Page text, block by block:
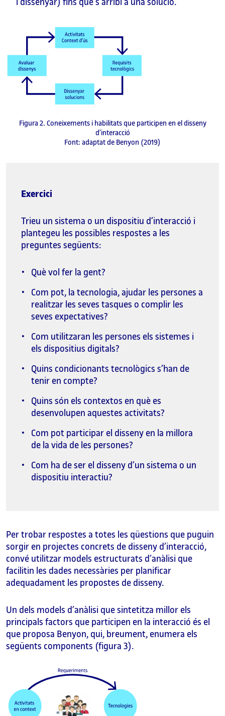
i dissenyar) fins que s’arribi a una solució.
Figura 2. Coneixements i habilitats que participen en el disseny
d’interacció
Font: adaptat de Benyon (2019)
Exercici
Trieu un sistema o un dispositiu d’interacció i
plantegeu les possibles respostes a les
preguntes següents:
Què vol fer la gent?
Com pot, la tecnologia, ajudar les persones a
realitzar les seves tasques o complir les
seves expectatives?
Com utilitzaran les persones els sistemes i
els dispositius digitals?
Quins condicionants tecnològics s’han de
tenir en compte?
Quins són els contextos en què es
desenvolupen aquestes activitats?
Com pot participar el disseny en la millora
de la vida de les persones?
Com ha de ser el disseny d’un sistema o un
dispositiu interactiu?
Per trobar respostes a totes les qüestions que puguin
sorgir en projectes concrets de disseny d’interacció,
convé utilitzar models estructurats d’anàlisi que
facilitin les dades necessàries per planificar
adequadament les propostes de disseny.
Un dels models d’anàlisi que sintetitza millor els
principals factors que participen en la interacció és el
que proposa Benyon, qui, breument, enumera els
següents components (figura 3).